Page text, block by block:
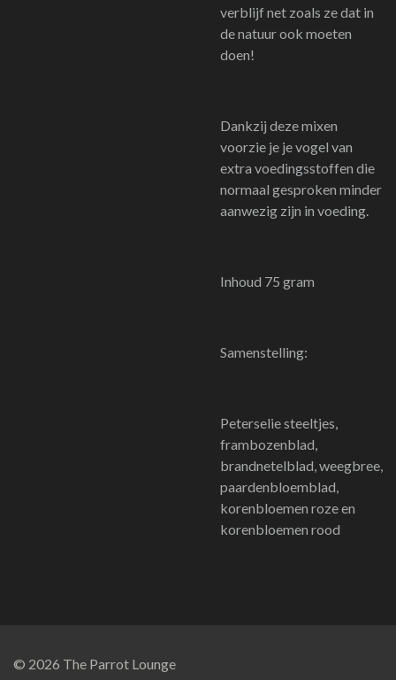
verblijf net zoals ze dat in
de natuur ook moeten
doen!
Dankzij deze mixen
voorzie je je vogel van
extra voedingsstoffen die
normaal gesproken minder
aanwezig zijn in voeding.
Inhoud 75 gram
Samenstelling:
Peterselie steeltjes,
frambozenblad,
brandnetelblad, weegbree,
paardenbloemblad,
korenbloemen roze en
korenbloemen rood
© 2026 The Parrot Lounge